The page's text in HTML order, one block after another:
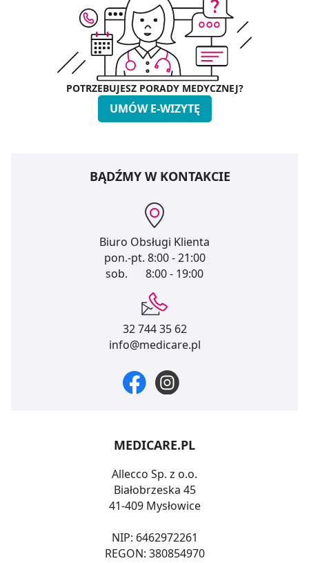
POTRZEBUJESZ PORADY MEDYCZNEJ?
UMÓW E-WIZYTĘ
BĄDŹMY W KONTAKCIE
Biuro Obsługi Klienta
pon.-pt. 8:00 - 21:00
sob.
8:00 - 19:00
32 744 35 62
info@medicare.pl
MEDICARE.PL
Allecco Sp. z o.o.
Białobrzeska 45
41-409 Mysłowice
NIP: 6462972261
REGON: 380854970